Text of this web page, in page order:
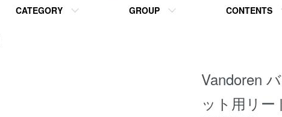
CATEGORY GROUP CONTENTS
Vandoren
ット用リー